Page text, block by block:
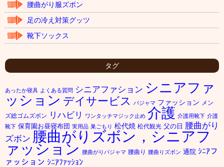
腰曲がり服ズボン
足の冷え対策グッツ
靴下ソックス
タグ
あったか寝具 よくある質問 シニアファション シニアファ
ッション デイサービス パジャマ ファッション メン
ズ総ゴムズボン
リハビリ ワンタッチマジック止め 介護 介護用靴下 介護
靴下 保育園お昼寝布団 実用品 巣ごもり 松代焼 松代観光 父の日 腰曲がり
ズボン 腰曲がりズボン，シニアフ
ァッション 腰曲がりパジャマ 腰曲り 腰曲りズボン 通院 ｼﾆｱフ
ァッション ｼﾆｱﾌｧｯｼｮﾝ